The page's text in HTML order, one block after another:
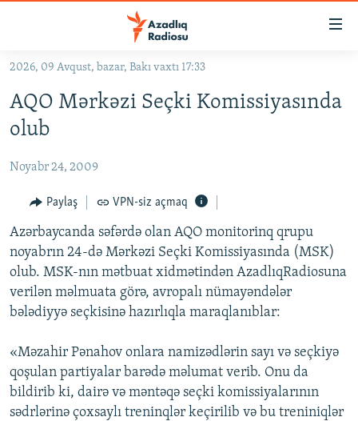
Əsas
qayıt
Əsas
qayıt
#İZAHLA
#ƏSLINDƏ
FƏRQƏ BAX
QANUNI DOĞRU
ARAŞDIRMA
MULTIMEDIA
VIDEO
FOTOQALEREYA
İNFOQRAFIKA
KARIKATURA
RADIO ARXIV
OXU ZALI
AZƏRBAYCAN ƏDƏBIYYATI KITABXANASI
İSLAM VƏ DEMOKRATIYA
HAQQIMIZDA
MISSIYAMIZ
PEŞƏ ETIKASI VƏ JURNALISTIKA STANDARTLARIMIZ
BIZI IZLƏ
2026, 09 Avqust, bazar, Bakı vaxtı 17:33
AQO Mərkəzi Seçki Komissiyasında
olub
Noyabr 24, 2009
Paylaş VPN-siz açmaq
Azərbaycanda səfərdə olan AQO monitorinq qrupu
noyabrın 24-də Mərkəzi Seçki Komissiyasında (MSK)
olub. MSK-nın mətbuat xidmətindən AzadlıqRadiosuna
verilən məlmuata görə, avropalı nümayəndələr
bələdiyyə seçkisinə hazırlıqla maraqlanıblar:
«Məzahir Pənahov onlara namizədlərin sayı və seçkiyə
qoşulan partiyalar barədə məlumat verib. Onu da
bildirib ki, dairə və məntəqə seçki komissiyalarının
sədrlərinə çoxsaylı treninqlər keçirilib və bu treniniqlər